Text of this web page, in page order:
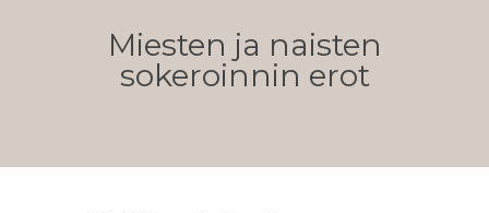
Miesten ja naisten
sokeroinnin erot